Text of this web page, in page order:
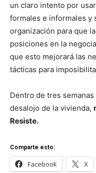
un claro intento por
formales e informales y
organización para que
posiciones en la
que esto mejorará las
tácticas para
Dentro de tres
desalojo de la vivienda,
Resiste.
Comparte esto:
Facebook X